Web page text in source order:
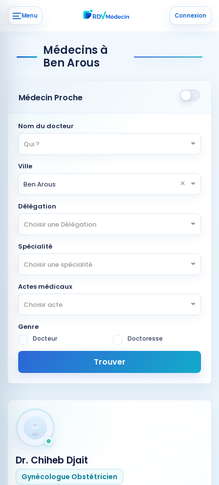
Menu Connexion
Médecins à
Ben Arous
Médecin Proche
Nom du docteur
Qui ?
Ville
Ben Arous
×
Délégation
Choisir une Délégation
Spécialité
Choisir une spécialité
Actes médicaux
Choisir acte
Genre
Docteur Doctoresse
Trouver
Dr. Chiheb Djait
Gynécologue Obstétricien